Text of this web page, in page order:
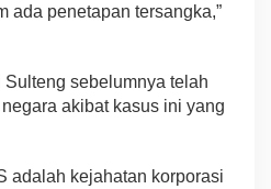
ada penetapan tersangka,”
Sulteng sebelumnya telah
akibat kasus ini yang
adalah kejahatan korporasi